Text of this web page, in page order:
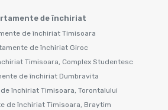
de închiriat
de închiriat Timisoara
de închiriat Giroc
Timisoara, Complex Studentesc
de închiriat Dumbravita
închiriat Timisoara, Torontalului
de închiriat Timisoara, Braytim